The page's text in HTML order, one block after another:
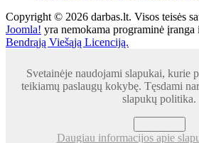
Copyright © 2026 darbas.lt. Visos teisės
Joomla! yra nemokama programinė įranga
Bendrąją Viešąją Licenciją.
Svetainėje naudojami slapukai, kurie
teikiamų paslaugų kokybę. Tęsdami
slapukų politika.
Daugiau informacijos apie